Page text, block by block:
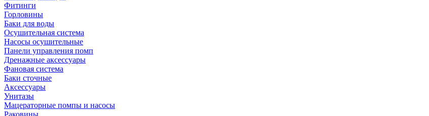
Фитинги
Горловины
Баки для воды
Осушительная система
Насосы осушительные
Панели управления помп
Дренажные аксессуары
Фановая система
Баки сточные
Аксессуары
Унитазы
Мацераторные помпы и насосы
Раковины